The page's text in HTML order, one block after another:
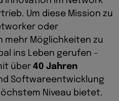
Um diese Mission zu
oder
mehr Möglichkeiten zu
ins Leben gerufen –
über 40 Jahren
Softwareentwicklung
Niveau bietet.